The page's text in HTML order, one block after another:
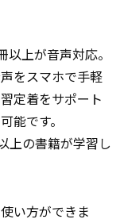
以上が音声対応。
をスマホで手軽
定着をサポート
能です。
上の書籍が学習し
い方ができま